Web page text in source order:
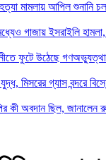
মামলায় আপিল শুনানি
গাজায় ইসরাইলি
ফুটে উঠেছে
মিসরের গ্যাস বন্দরে
কী অবদান ছিল, জানালেন